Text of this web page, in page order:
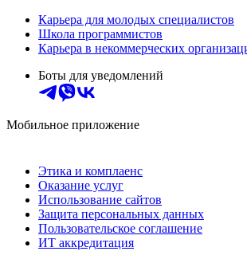
Карьера для молодых специалистов
Школа программистов
Карьера в некоммерческих
Боты для уведомлений
Мобильное приложение
Этика и комплаенс
Оказание услуг
Использование сайтов
Защита персональных данных
Пользовательское соглашение
ИТ аккредитация